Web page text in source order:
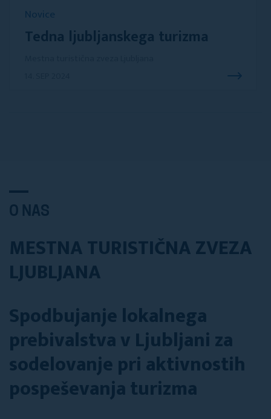
Novice
Tedna ljubljanskega turizma
O NAS
MESTNA TURISTIČNA ZVEZA
LJUBLJANA
Spodbujanje lokalnega
prebivalstva v Ljubljani za
sodelovanje pri aktivnostih
pospeševanja turizma